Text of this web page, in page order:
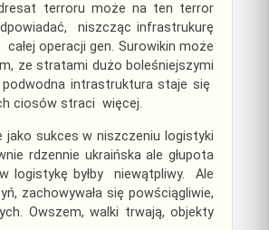
terroru może na ten terror
niszcząc infrastrukurę
operacji gen. Surowikin może
ze stratami dużo boleśniejszymi
intrastruktura staje się
ciosów straci więcej.
jako sukces w niszczeniu logistyki
rdzennie ukraińska ale głupota
logistykę byłby niewątpliwy. Ale
zachowywała się powściągliwie,
Owszem, walki trwają, objekty